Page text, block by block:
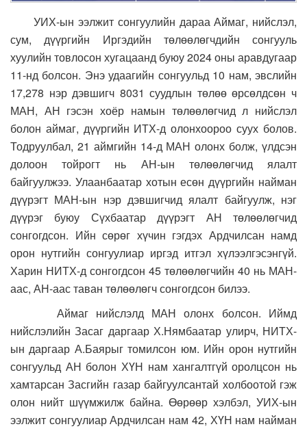
УИХ-ын ээлжит сонгуулийн дараа Аймаг, нийслэл,
сум, дүүргийн Иргэдийн төлөөлөгчдийн сонгууль
хуулийн товлосон хугацаанд буюу 2024 оны аравдугаар
11-нд болсон. Энэ удаагийн сонгуульд 10 нам, эвслийн
17,278 нэр дэвшигч 8031 суудлын төлөө өрсөлдсөн ч
МАН, АН гэсэн хоёр намын төлөөлөгчид л нийслэл
болон аймаг, дүүргийн ИТХ-д олонхоороо суух болов.
Тодруулбал, 21 аймгийн 14-д МАН олонх болж, үлдсэн
долоон тойрогт нь АН-ын төлөөлөгчид ялалт
байгуулжээ. Улаанбаатар хотын есөн дүүргийн найман
дүүрэгт МАН-ын нэр дэвшигчид ялалт байгуулж, нэг
дүүрэг буюу Сүхбаатар дүүрэгт АН төлөөлөгчид
сонгогдсон. Ийн сөрөг хүчин гэгдэх Ардчилсан намд
орон нутгийн сонгуулиар иргэд итгэл хүлээлгэсэнгүй.
Харин НИТХ-д сонгогдсон 45 төлөөлөгчийн 40 нь МАН-
аас, АН-аас таван төлөөлөгч сонгогдсон билээ.
Аймаг нийслэлд МАН олонх болсон. Иймд
нийслэлийн Засаг даргаар Х.Нямбаатар улирч, НИТХ-
ын даргаар А.Баярыг томилсон юм. Ийн орон нутгийн
сонгуульд АН болон ХҮН нам хангалтгүй оролцсон нь
хамтарсан Засгийн газар байгуулсантай холбоотой гэж
олон нийт шүүмжилж байна. Өөрөөр хэлбэл, УИХ-ын
ээлжит сонгуулиар Ардчилсан нам 42, ХҮН нам найман